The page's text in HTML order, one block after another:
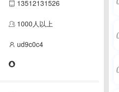
13512131526
1000人以上
ud9c0c4